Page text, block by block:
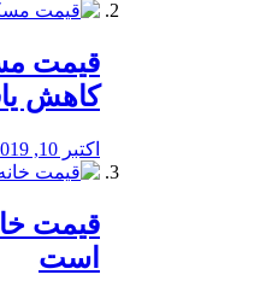
کاهش
اکتبر 10, 2019
قیمت
است